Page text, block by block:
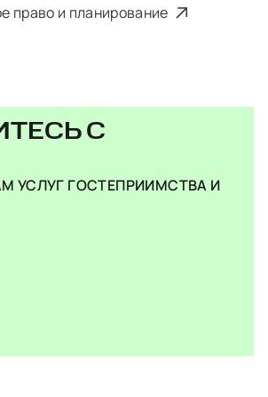
право и планирование
С
УСЛУГ ГОСТЕПРИИМСТВА И